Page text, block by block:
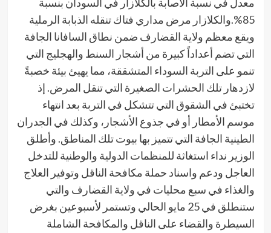
85%.والكلازار مرض مداري فتاك تنقله الذبابة الرملية
ويقع معظم ولاية القضارف ضمن نطاق السافانا الجافة
التي تضم أعداداً كبيرة من أشجار السنط والهجليج التي
تنمو على التربة السوداء المتشققة، مما يهيئ بيئة خصبةً
لازدهار تلك الحشرات الصغيرة التي تنقل المرض. إذ
تختبئ في الشقوق التي تتشكل في التربة بعد انتهاء
موسم الأمطار أو في جذوع الأشجار، وكذلك في الجدران
الطينية الجافة التي تتميز بها بيوت تلك المناطق. وأطلق
الوزير نداء استغاثة للمنظمات الدولية والوطنية للتدخل
العاجل ودعم واسناد حملة مكافحة الناقل وتوفير العلاج
والغذاء في سبع محليات في ولاية القضارف والتي
ستنطلق في 25 مايو الحالي وتستمر لأسبوعين بغرض
السيطرة والقضاء على الناقل والمكافحة الشاملة